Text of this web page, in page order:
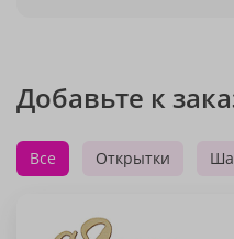
Добавьте к
Все Открытки